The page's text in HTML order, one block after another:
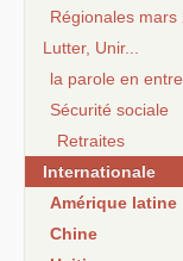
Régionales mars
Lutter, Unir...
la parole en
Sécurité sociale
Retraites
Internationale
Amérique latine
Chine